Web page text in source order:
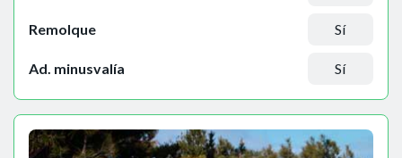
Remolque Sí
Ad. minusvalía Sí